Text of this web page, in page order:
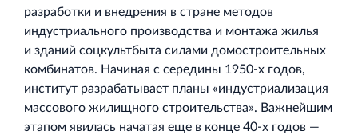
разработки и внедрения в стране методов
индустриального производства и монтажа жилья
и зданий соцкультбыта силами домостроительных
комбинатов. Начиная с середины 1950‐х годов,
институт разрабатывает планы «индустриализация
массового жилищного строительства». Важнейшим
этапом явилась начатая еще в конце 40‐х годов —